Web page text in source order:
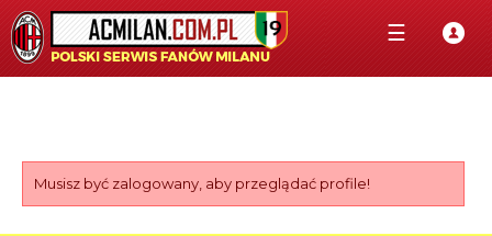
☰
Musisz być zalogowany, aby przeglądać profile!